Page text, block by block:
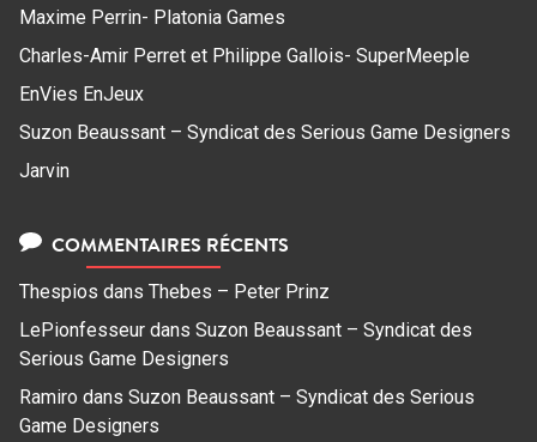
Maxime Perrin- Platonia Games
Charles-Amir Perret et Philippe Gallois- SuperMeeple
EnVies EnJeux
Suzon Beaussant – Syndicat des Serious Game Designers
Jarvin
COMMENTAIRES RÉCENTS
Thespios dans Thebes – Peter Prinz
LePionfesseur dans Suzon Beaussant – Syndicat des
Serious Game Designers
Ramiro dans Suzon Beaussant – Syndicat des Serious
Game Designers